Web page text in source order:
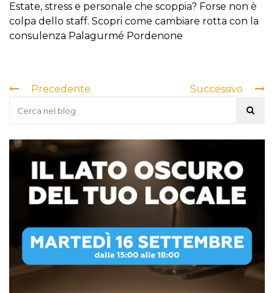
Estate, stress e personale che scoppia? Forse non è
colpa dello staff. Scopri come cambiare rotta con la
consulenza Palagurmé Pordenone
Precedente Successivo